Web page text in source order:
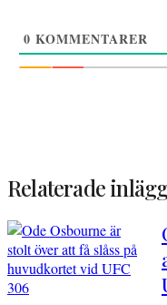
0 KOMMENTARER
Relaterade